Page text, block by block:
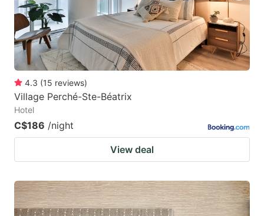
4.3 (15 reviews)
Village Perché-Ste-Béatrix
Hotel
C$186 /night
View deal